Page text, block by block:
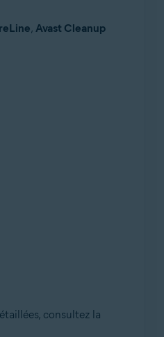
, Avast Cleanup
consultez la